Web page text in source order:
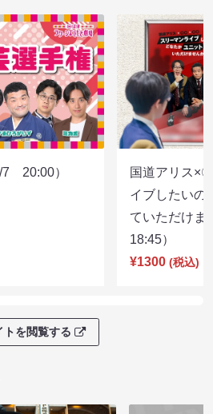
7 20:00）
国道アリス×
イブしたいの
ていただけ
18:45）
¥1300 (税込)
トを閲覧する